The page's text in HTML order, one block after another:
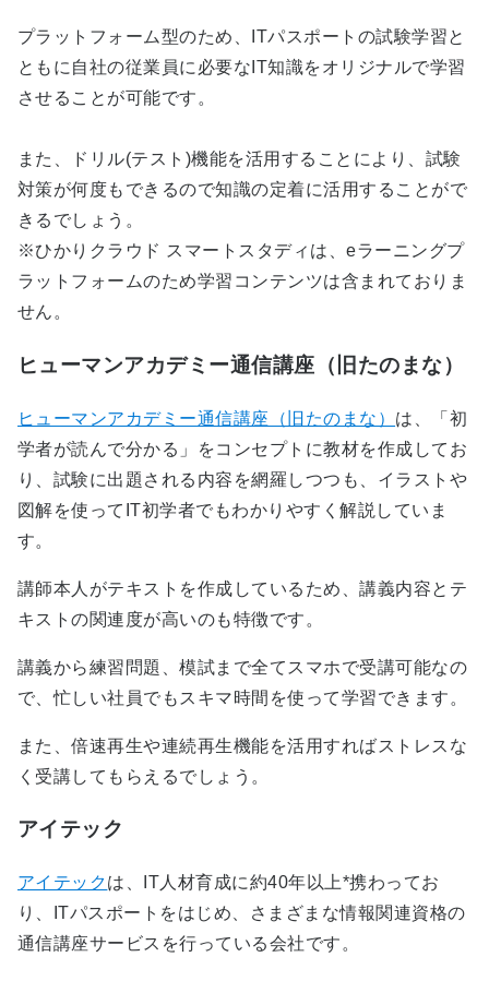
プラットフォーム型のため、ITパスポートの試験学習と
ともに自社の従業員に必要なIT知識をオリジナルで学習
させることが可能です。
また、ドリル(テスト)機能を活用することにより、試験
対策が何度もできるので知識の定着に活用することがで
きるでしょう。
※ひかりクラウド スマートスタディは、eラーニングプ
ラットフォームのため学習コンテンツは含まれておりま
せん。
ヒューマンアカデミー通信講座（旧たのまな）
ヒューマンアカデミー通信講座（旧たのまな） は、「初
学者が読んで分かる」をコンセプトに教材を作成してお
り、試験に出題される内容を網羅しつつも、イラストや
図解を使ってIT初学者でもわかりやすく解説していま
す。
講師本人がテキストを作成しているため、講義内容とテ
キストの関連度が高いのも特徴です。
講義から練習問題、模試まで全てスマホで受講可能なの
で、忙しい社員でもスキマ時間を使って学習できます。
また、倍速再生や連続再生機能を活用すればストレスな
く受講してもらえるでしょう。
アイテック
アイテックは、IT人材育成に約40年以上*携わってお
り、ITパスポートをはじめ、さまざまな情報関連資格の
通信講座サービスを行っている会社です。